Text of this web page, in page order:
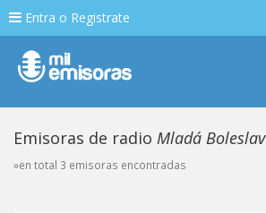
Entra o Registrate
Emisoras de radio Mladá Boleslav
»en total 3 emisoras encontradas